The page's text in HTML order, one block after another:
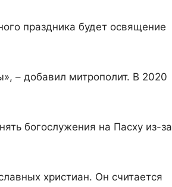
праздника будет освящение
– добавил митрополит. В 2020
богослужения на Пасху из-за
христиан. Он считается